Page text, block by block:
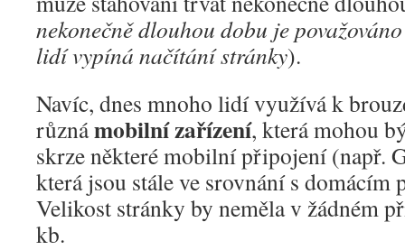
nekonečně dlouhou dobu je
lidí vypíná načítání stránky).
Navíc, dnes mnoho lidí využívá k
různámobilní zařízení, která mohou
skrze některé mobilní připojení (např.
která jsou stále ve srovnání s
Velikost stránky by neměla v žádném
kb.